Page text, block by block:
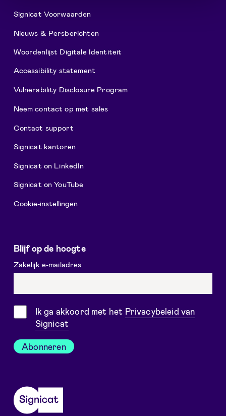
Signicat Voorwaarden
Nieuws & Persberichten
Woordenlijst Digitale Identiteit
Accessibility statement
Vulnerability Disclosure Program
Neem contact op met sales
Contact support
Signicat kantoren
Signicat on LinkedIn
Signicat on YouTube
Cookie-instellingen
Blijf op de hoogte
Zakelijk e-mailadres
Toestemming
Ik ga akkoord met het Privacybeleid van
Signicat
Abonneren